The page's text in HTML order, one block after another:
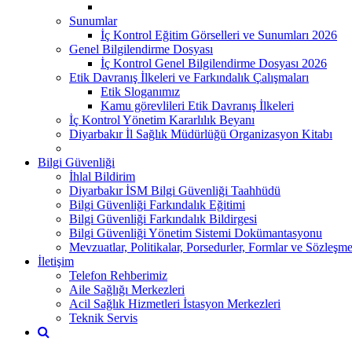
Sunumlar
İç Kontrol Eğitim Görselleri ve Sunumları 2026
Genel Bilgilendirme Dosyası
İç Kontrol Genel Bilgilendirme Dosyası 2026
Etik Davranış İlkeleri ve Farkındalık Çalışmaları
Etik Sloganımız
Kamu görevlileri Etik Davranış İlkeleri
İç Kontrol Yönetim Kararlılık Beyanı
Diyarbakır İl Sağlık Müdürlüğü Organizasyon Kitabı
Bilgi Güvenliği
İhlal Bildirim
Diyarbakır İSM Bilgi Güvenliği Taahhüdü
Bilgi Güvenliği Farkındalık Eğitimi
Bilgi Güvenliği Farkındalık Bildirgesi
Bilgi Güvenliği Yönetim Sistemi Dokümantasyonu
Mevzuatlar, Politikalar, Porsedurler, Formlar ve
İletişim
Telefon Rehberimiz
Aile Sağlığı Merkezleri
Acil Sağlık Hizmetleri İstasyon Merkezleri
Teknik Servis